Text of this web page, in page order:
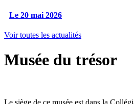
Le 20 mai 2026
Voir toutes les actualités
Musée du trésor
Le siège de ce musée est dans la